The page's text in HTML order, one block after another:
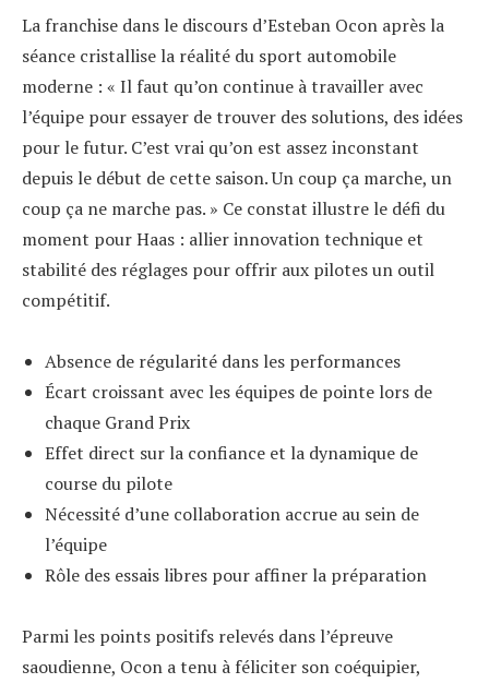
La franchise dans le discours d’Esteban Ocon après la
séance cristallise la réalité du sport automobile
moderne : « Il faut qu’on continue à travailler avec
l’équipe pour essayer de trouver des solutions, des idées
pour le futur. C’est vrai qu’on est assez inconstant
depuis le début de cette saison. Un coup ça marche, un
coup ça ne marche pas. » Ce constat illustre le défi du
moment pour Haas : allier innovation technique et
stabilité des réglages pour offrir aux pilotes un outil
compétitif.
Absence de régularité dans les performances
Écart croissant avec les équipes de pointe lors de
chaque Grand Prix
Effet direct sur la confiance et la dynamique de
course du pilote
Nécessité d’une collaboration accrue au sein de
l’équipe
Rôle des essais libres pour affiner la préparation
Parmi les points positifs relevés dans l’épreuve
saoudienne, Ocon a tenu à féliciter son coéquipier,